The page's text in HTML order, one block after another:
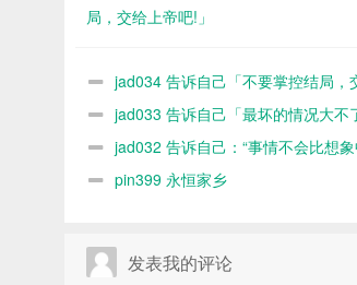
局，交给上帝吧!」
jad034 告诉自己「不要掌控结局，
jad033 告诉自己「最坏的情况大不
jad032 告诉自己：“事情不会比想
pin399 永恒家乡
发表我的评论